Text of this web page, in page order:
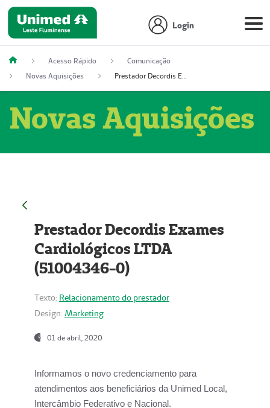
Login
Acesso Rápido
Comunicação
Novas Aquisições
Prestador Decordis Exames Cardiológicos LTDA (51004346-0)
Novas Aquisições
Prestador Decordis Exames
Cardiológicos LTDA
(51004346-0)
Texto: Relacionamento do prestador
Design: Marketing
01 de abril, 2020
Informamos o novo credenciamento para
atendimentos aos beneficiários da Unimed Local,
Intercâmbio Federativo e Nacional.